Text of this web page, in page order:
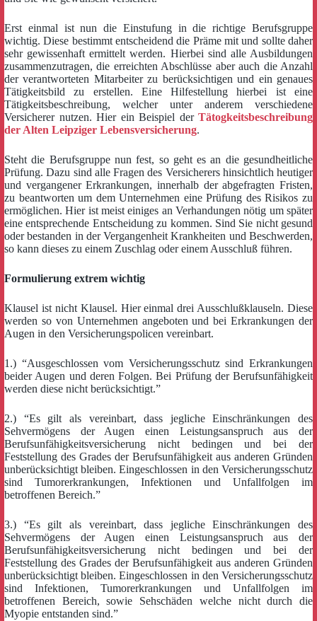
Erst einmal ist nun die Einstufung in die richtige Berufsgruppe
wichtig. Diese bestimmt entscheidend die Präme mit und sollte daher
sehr gewissenhaft ermittelt werden. Hierbei sind alle Ausbildungen
zusammenzutragen, die erreichten Abschlüsse aber auch die Anzahl
der verantworteten Mitarbeiter zu berücksichtigen und ein genaues
Tätigkeitsbild zu erstellen. Eine Hilfestellung hierbei ist eine
Tätigkeitsbeschreibung, welcher unter anderem verschiedene
Versicherer nutzen. Hier ein Beispiel der Tätogkeitsbeschreibung
der Alten Leipziger Lebensversicherung.
Steht die Berufsgruppe nun fest, so geht es an die gesundheitliche
Prüfung. Dazu sind alle Fragen des Versicherers hinsichtlich heutiger
und vergangener Erkrankungen, innerhalb der abgefragten Fristen,
zu beantworten um dem Unternehmen eine Prüfung des Risikos zu
ermöglichen. Hier ist meist einiges an Verhandungen nötig um später
eine entsprechende Entscheidung zu kommen. Sind Sie nicht gesund
oder bestanden in der Vergangenheit Krankheiten und Beschwerden,
so kann dieses zu einem Zuschlag oder einem Ausschluß führen.
Formulierung extrem wichtig
Klausel ist nicht Klausel. Hier einmal drei Ausschlußklauseln. Diese
werden so von Unternehmen angeboten und bei Erkrankungen der
Augen in den Versicherungspolicen vereinbart.
1.) “Ausgeschlossen vom Versicherungsschutz sind Erkrankungen
beider Augen und deren Folgen. Bei Prüfung der Berufsunfähigkeit
werden diese nicht berücksichtigt.”
2.) “Es gilt als vereinbart, dass jegliche Einschränkungen des
Sehvermögens der Augen einen Leistungsanspruch aus der
Berufsunfähigkeitsversicherung nicht bedingen und bei der
Feststellung des Grades der Berufsunfähigkeit aus anderen Gründen
unberücksichtigt bleiben. Eingeschlossen in den Versicherungsschutz
sind Tumorerkrankungen, Infektionen und Unfallfolgen im
betroffenen Bereich.”
3.) “Es gilt als vereinbart, dass jegliche Einschränkungen des
Sehvermögens der Augen einen Leistungsanspruch aus der
Berufsunfähigkeitsversicherung nicht bedingen und bei der
Feststellung des Grades der Berufsunfähigkeit aus anderen Gründen
unberücksichtigt bleiben. Eingeschlossen in den Versicherungsschutz
sind Infektionen, Tumorerkrankungen und Unfallfolgen im
betroffenen Bereich, sowie Sehschäden welche nicht durch die
Myopie entstanden sind.”